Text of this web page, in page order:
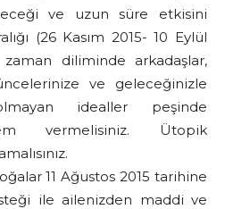
ve uzun süre etkisini
(26 Kasım 2015- 10 Eylül
zaman diliminde arkadaşlar,
ve geleceğinizle
idealler peşinde
vermelisiniz. Ütopik
11 Ağustos 2015 tarihine
ile ailenizden maddi ve